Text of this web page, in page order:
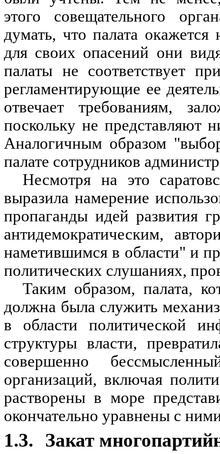
этого совещательного
думать, что палата
для своих опасений они
палаты не соответствует
регламентирующие ее
отвечает требованиям,
поскольку не представляют
Аналогичным образом
палате сотрудников
Несмотря на это
выразила намерение
пропаганды идей развития
антидемократическим,
наметившимся в области" и
политических слушаниях,
Таким образом, палата,
должна была служить
в области политической
структуры власти,
совершенно
организаций, включая
растворены в море
окончательно уравнены с
1.3. Закат